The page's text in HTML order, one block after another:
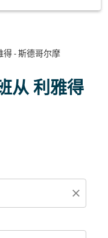
得 - 斯德哥尔摩
从 利雅得
close
的地）或与下面的各